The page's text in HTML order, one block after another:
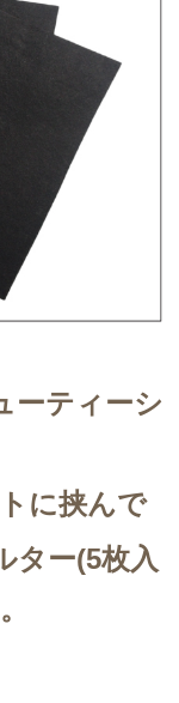
ーティーシ
に挟んで
ター(5枚入